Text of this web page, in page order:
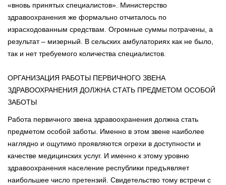
«вновь принятых специалистов». Министерство
здравоохранения же формально отчиталось по
израсходованным средствам. Огромные суммы потрачены, а
результат – мизерный. В сельских амбулаториях как не было,
так и нет требуемого количества специалистов.
ОРГАНИЗАЦИЯ РАБОТЫ ПЕРВИЧНОГО ЗВЕНА
ЗДРАВООХРАНЕНИЯ ДОЛЖНА СТАТЬ ПРЕДМЕТОМ ОСОБОЙ
ЗАБОТЫ
Работа первичного звена здравоохранения должна стать
предметом особой заботы. Именно в этом звене наиболее
наглядно и ощутимо проявляются огрехи в доступности и
качестве медицинских услуг. И именно к этому уровню
здравоохранения население республики предъявляет
наибольшее число претензий. Свидетельство тому встречи с